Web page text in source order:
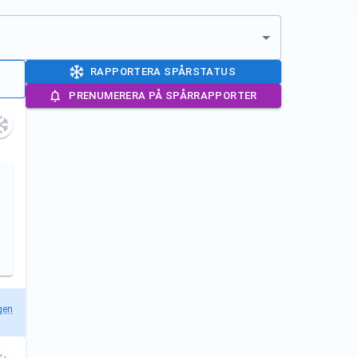
RAPPORTERA SPÅRSTATUS
PRENUMERERA PÅ SPÅRRAPPORTER